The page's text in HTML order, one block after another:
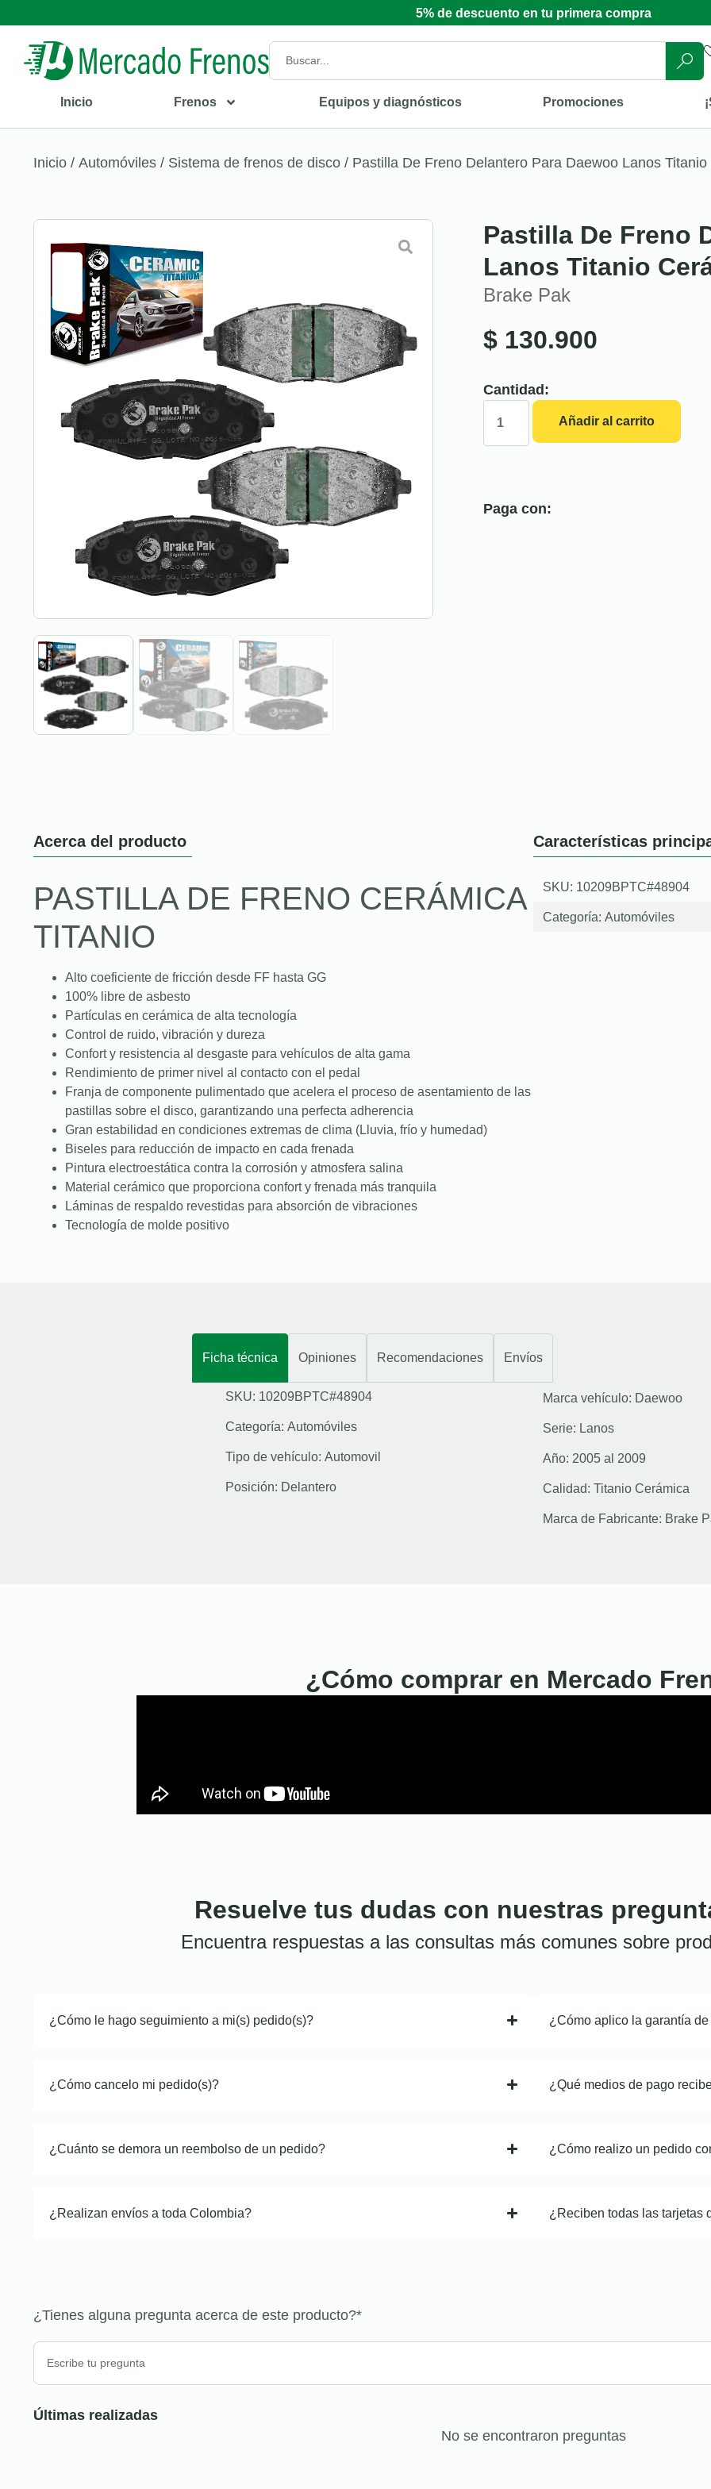
5% de descuento en tu primera compra
Inicio Frenos Equipos y diagnósticos Promociones
Inicio / Automóviles / Sistema de frenos de disco / Pastilla De Freno Delantero Para Daewoo Lanos
Pastilla De Freno
Lanos Titanio
Brake Pak
$ 130.900
Cantidad:
Añadir al carrito
Paga con:
Acerca del producto
PASTILLA DE FRENO CERÁMICA
TITANIO
Alto coeficiente de fricción desde FF hasta GG
100% libre de asbesto
Partículas en cerámica de alta tecnología
Control de ruido, vibración y dureza
Confort y resistencia al desgaste para vehículos de alta gama
Rendimiento de primer nivel al contacto con el pedal
Franja de componente pulimentado que acelera el proceso de asentamiento de las
pastillas sobre el disco, garantizando una perfecta adherencia
Gran estabilidad en condiciones extremas de clima (Lluvia, frío y humedad)
Biseles para reducción de impacto en cada frenada
Pintura electroestática contra la corrosión y atmosfera salina
Material cerámico que proporciona confort y frenada más tranquila
Láminas de respaldo revestidas para absorción de vibraciones
Tecnología de molde positivo
Características
SKU: 10209BPTC#48904
Categoría: Automóviles
Ficha técnica Opiniones Recomendaciones Envíos
SKU: 10209BPTC#48904
Categoría: Automóviles
Tipo de vehículo: Automovil
Posición: Delantero
Marca vehículo: Daewoo
Serie: Lanos
Año: 2005 al 2009
Calidad: Titanio Cerámica
Marca de Fabricante: Brake
¿Cómo comprar en Mercado
Resuelve tus dudas con nuestras
Encuentra respuestas a las consultas más comunes sobre
¿Cómo le hago seguimiento a mi(s) pedido(s)?
¿Cómo cancelo mi pedido(s)?
¿Cuánto se demora un reembolso de un pedido?
¿Realizan envíos a toda Colombia?
¿Cómo aplico la garantía
¿Qué medios de pago
¿Cómo realizo un pedido
¿Reciben todas las tarjetas
¿Tienes alguna pregunta acerca de este producto?*
Últimas realizadas
No se encontraron preguntas